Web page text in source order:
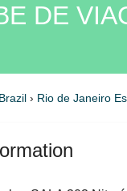
DE
Brazil › Rio de Janeiro